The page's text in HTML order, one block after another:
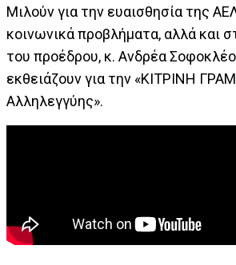
Μιλούν για την ευαισθησία της
κοινωνικά προβλήματα, αλλά και
του προέδρου, κ. Ανδρέα
εκθειάζουν για την «ΚΙΤΡΙΝΗ
Αλληλεγγύης».